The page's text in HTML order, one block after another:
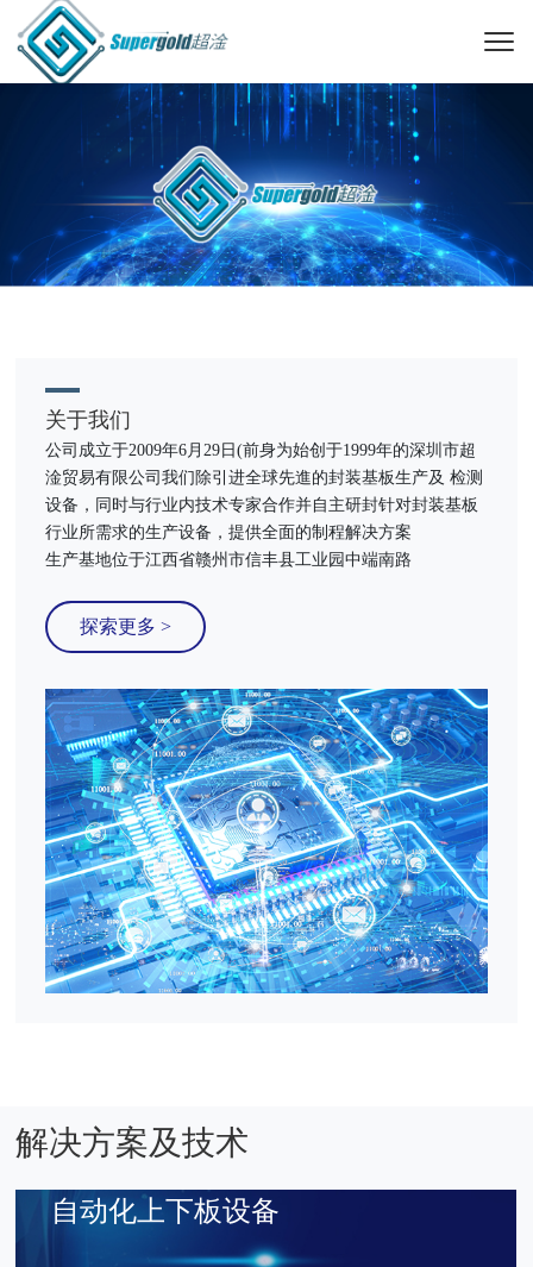
关于我们
公司成立于2009年6月29日(前身为始创于1999年的深圳市超
淦贸易有限公司我们除引进全球先進的封装基板生产及 检测
设备，同时与行业内技术专家合作并自主研封针对封装基板
行业所需求的生产设备，提供全面的制程解决方案
生产基地位于江西省赣州市信丰县工业园中端南路
探索更多 >
解决方案及技术
自动化上下板设备